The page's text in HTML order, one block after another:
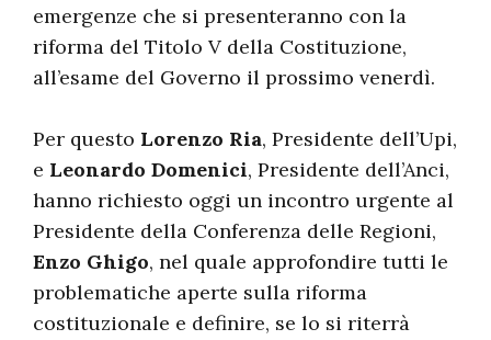
emergenze che si presenteranno con la
riforma del Titolo V della Costituzione,
all’esame del Governo il prossimo venerdì.
Per questo Lorenzo Ria, Presidente dell’Upi,
e Leonardo Domenici, Presidente dell’Anci,
hanno richiesto oggi un incontro urgente al
Presidente della Conferenza delle Regioni,
Enzo Ghigo, nel quale approfondire tutti le
problematiche aperte sulla riforma
costituzionale e definire, se lo si riterrà